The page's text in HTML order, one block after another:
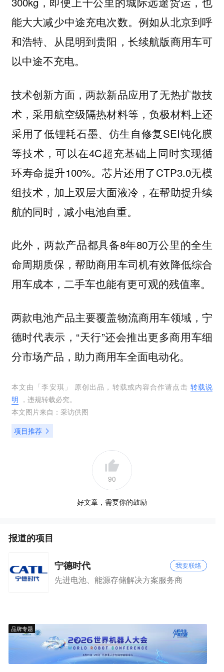
能大大减少中途充电次数。例如从北京到呼
和浩特、从昆明到贵阳，长续航版商用车可
以中途不充电。
技术创新方面，两款新品应用了无热扩散技
术，采用航空级隔热材料等，负极材料上还
采用了低锂耗石墨、仿生自修复SEI钝化膜
等技术，可以在4C超充基础上同时实现循
环寿命提升100%。芯片还用了CTP3.0无模
组技术，加上双层大面液冷，在帮助提升续
航的同时，减小电池自重。
此外，两款产品都具备8年80万公里的全生
命周期质保，帮助商用车司机有效降低综合
用车成本，二手车也能有更可观的残值率。
两款电池产品主要覆盖物流商用车领域，宁
德时代表示，“天行”还会推出更多商用车细
分市场产品，助力商用车全面电动化。
本文由「 李安琪 」 原创出品，转载或内容合作请点击 转载说
明 ，违规转载必究。
本文图片来自： 采访供图
项目推荐
90
好文章，需要你的鼓励
报道的项目
宁德时代 我要联络
先进电池、能源存储解决方案服务商
品牌专题